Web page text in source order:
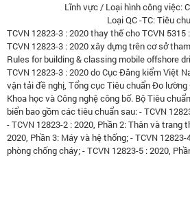
Lĩnh vực / Loại hình công việc:
Loại QC -TC: Tiêu
TCVN 12823-3 : 2020 thay thế cho TCVN 5315
TCVN 12823-3 : 2020 xây dựng trên cơ sở
Rules for building & classing mobile offshore
TCVN 12823-3 : 2020 do Cục Đăng kiểm Việt
vận tải đề nghị, Tổng cục Tiêu chuẩn Đo
Khoa học và Công nghệ công bố. Bộ Tiêu
biển bao gồm các tiêu chuẩn sau: - TCVN
- TCVN 12823-2 : 2020, Phần 2: Thân và trang
2020, Phần 3: Máy và hệ thống; - TCVN
phòng chống cháy; - TCVN 12823-5 : 2020,